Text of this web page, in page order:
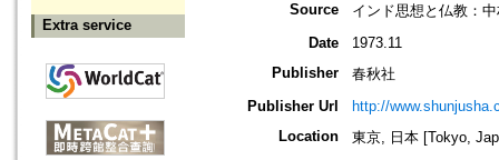
Extra service
Source
インド思想と仏教：
Date
1973.11
Publisher
春秋社
Publisher Url
http://
Location
東京, 日本 [Tokyo,